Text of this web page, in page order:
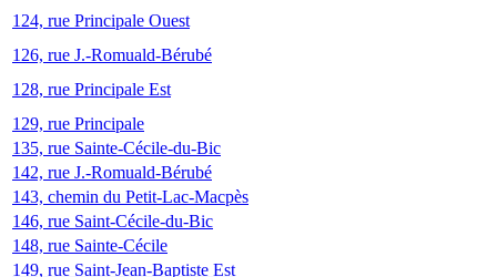
124, rue Principale Ouest
126, rue J.-Romuald-Bérubé
128, rue Principale Est
129, rue Principale
135, rue Sainte-Cécile-du-Bic
142, rue J.-Romuald-Bérubé
143, chemin du Petit-Lac-Macpès
146, rue Saint-Cécile-du-Bic
148, rue Sainte-Cécile
149, rue Saint-Jean-Baptiste Est